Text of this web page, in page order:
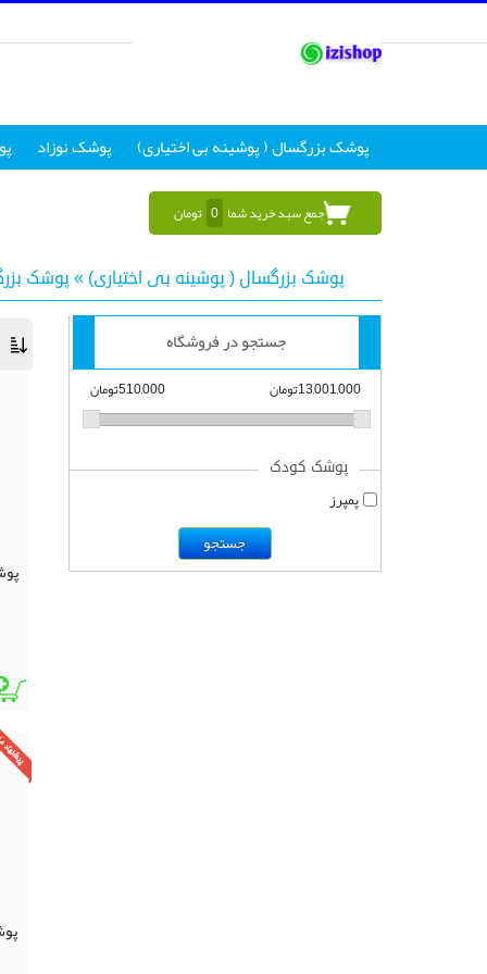
پوشک بزرگسال ( پوشینه بی اختیاری) پوشک نوزاد
جمع سبد خرید شما 0 تومان
پوشک بزرگسال ( پوشینه بی اختیاری)» پوشک
جستجو در فروشگاه
13,001,000تومان 510,000تومان
پوشک کودک
پمپرز
جستجو